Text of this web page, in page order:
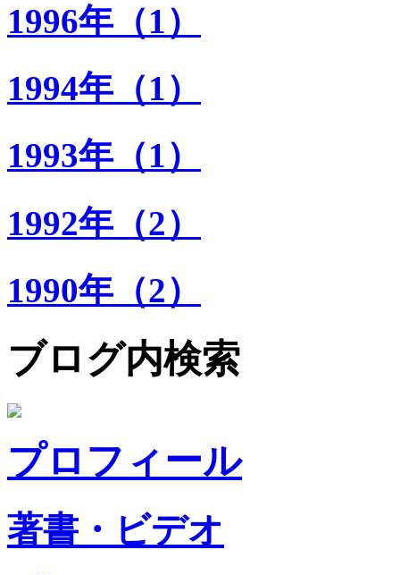
1996年（1）
1994年（1）
1993年（1）
1992年（2）
1990年（2）
ブログ内検索
プロフィール
著書・ビデオ